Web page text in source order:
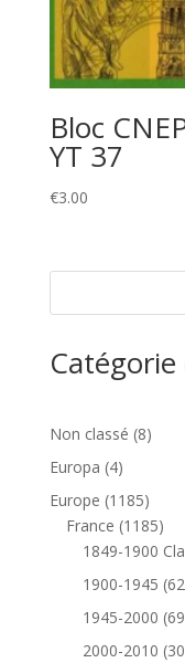
Bloc
YT 37
€3.00
Non classé 88
Europa 44
produits
Europe 11851185
France 11851185
1849-1900
1900-1945 62
1945-2000
2000-2010